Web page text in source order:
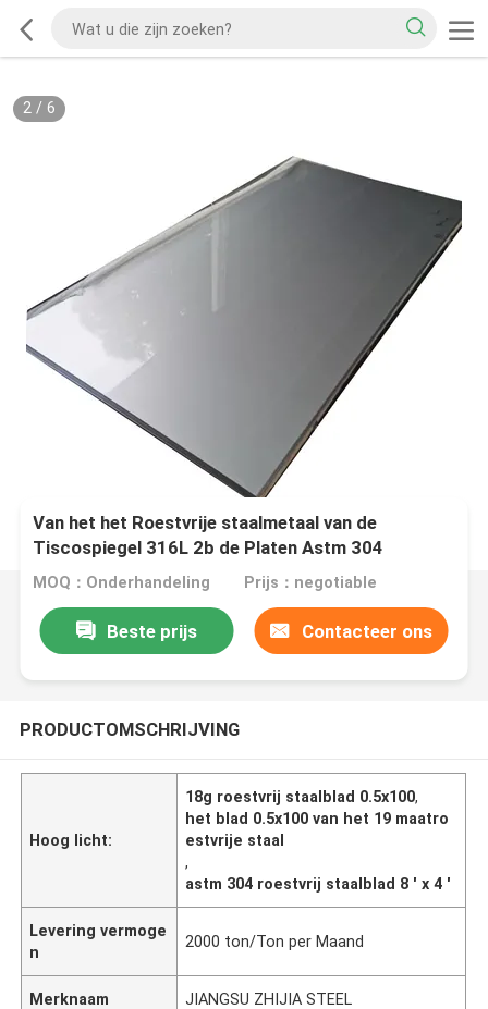
2/ 6
Van het het Roestvrije staalmetaal van de
Tiscospiegel 316L 2b de Platen Astm 304
Roestvrij staalblad 8 ' X 4 '
MOQ：Onderhandeling Prijs：negotiable
Beste prijs Contacteer ons
PRODUCTOMSCHRIJVING
Hoog licht:
18g roestvrij staalblad 0.5x100,
het blad 0.5x100 van het 19 maatro
estvrije staal
,
astm 304 roestvrij staalblad 8 ' x 4 '
Levering vermoge
n
2000 ton/Ton per Maand
Merknaam JIANGSU ZHIJIA STEEL